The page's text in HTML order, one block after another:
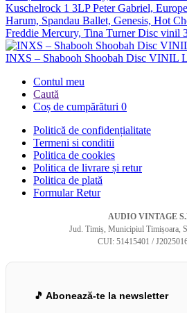
Kuschelrock 1 3LP Peter Gabriel,
Harum, Spandau Ballet, Genesis, Hot
Freddie Mercury, Tina Turner Disc vinil
INXS – Shabooh Shoobah Disc VINIL
Contul meu
Caută
Coș de cumpărături 0
Politică de confidențialitate
Termeni si conditii
Politica de cookies
Politica de livrare și retur
Politica de plată
Formular Retur
AUDIO VINTAGE
Jud. Timiș, Municipiul Timișoara,
CUI: 51415401 /
🎵 Abonează-te la newsletter